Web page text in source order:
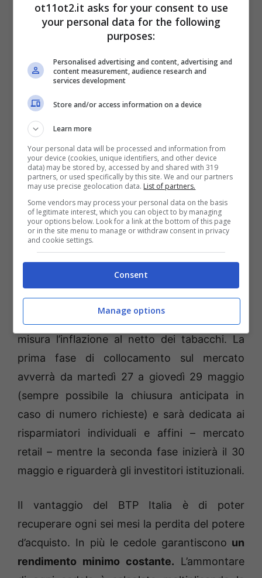
il 26 maggio. Tra le caratteristiche del nuovo
Titolo di Stato
il premio dell’1% aggiuntivo
il 4 giugno 2032.
Le caratteristiche del BTP Italia: perché sceglierlo
BTP Italia prevede cedole semestrali
connesse all’andamento dell’Indice Foi che
misura l’inflazione al netto dei tabacchi. La
prima fase di collocamento sul mercato
avverrà da martedì 27 a giovedì 29 maggio
(sempre possibile la chiusura anticipata in
caso di numero richieste) e sarà dedicata ai
risparmiatori individuali e affini – mercato
retail – mentre la seconda fase inizierà il 30
maggio e riguarderà gli investitori istituzionali.
Il vantaggio del BTP Italia è di poter
recuperare ogni sei mesi la perdita del potere
d’acquisto. In più le cedole garantiscono un
rendimento minimo costante. L’ammontare
ot11ot2.it asks for your consent to use
your personal data for the following
purposes:
Personalised advertising and content, advertising and
content measurement, audience research and
services development
Store and/or access information on a device
Learn more
Your personal data will be processed and information from
your device (cookies, unique identifiers, and other device
data) may be stored by, accessed by and shared with 319
partners, or used specifically by this site. We and our partners
may use precise geolocation data. List of partners.
Some vendors may process your personal data on the basis
of legitimate interest, which you can object to by managing
your options below. Look for a link at the bottom of this page
or in the site menu to manage or withdraw consent in privacy
and cookie settings.
Consent
Manage options